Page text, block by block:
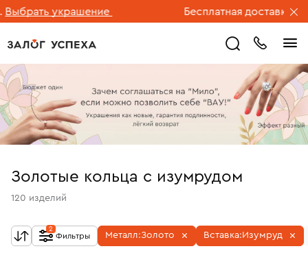
украшение Бесплатная доставка
Золотые кольца с изумрудом
120 изделий
Фильтры
2
Металл:Золото Вставка: Изумруд